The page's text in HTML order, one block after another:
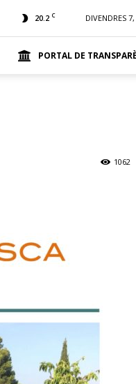
20.2 C DIVENDRES
PORTAL DE
1062